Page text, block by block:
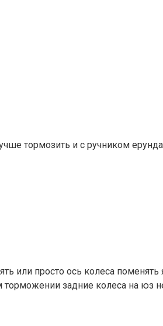
тормозить и с ручником
или просто ось колеса
задние колеса на юз